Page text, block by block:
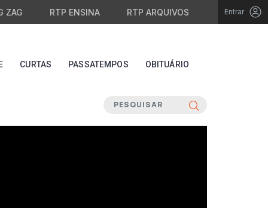
ZAG RTP ENSINA RTP ARQUIVOS Entrar
CURTAS PASSATEMPOS OBITUÁRIO